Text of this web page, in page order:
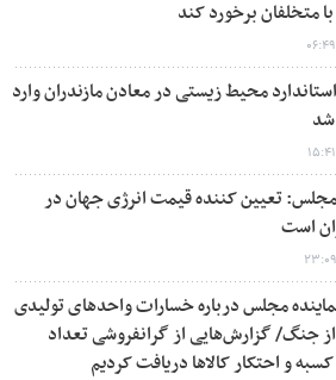
متخلفان برخورد کند
محیط زیستی در معادن مازندران وارد
شد
تعیین کننده قیمت انرژی جهان در
است
مجلس درباره خسارات واحدهای تولیدی
جنگ/ گزارش‌هایی از گرانفروشی تعداد
و احتکار کالاها دریافت کردیم